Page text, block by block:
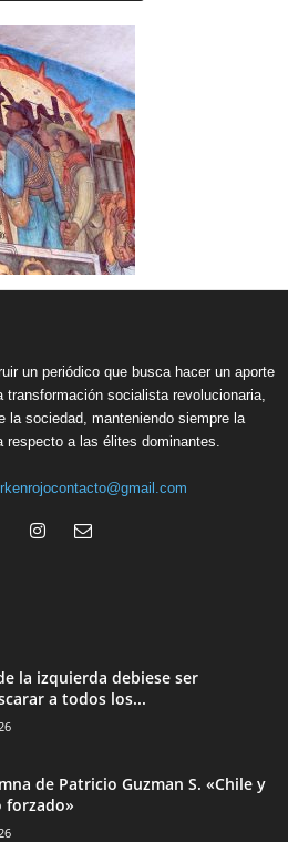
un periódico que busca hacer un aporte
socialista revolucionaria,
la sociedad, manteniendo siempre la
respecto a las élites dominantes.
la izquierda debiese ser
a todos los...
de Patricio Guzman S. «Chile y
forzado»